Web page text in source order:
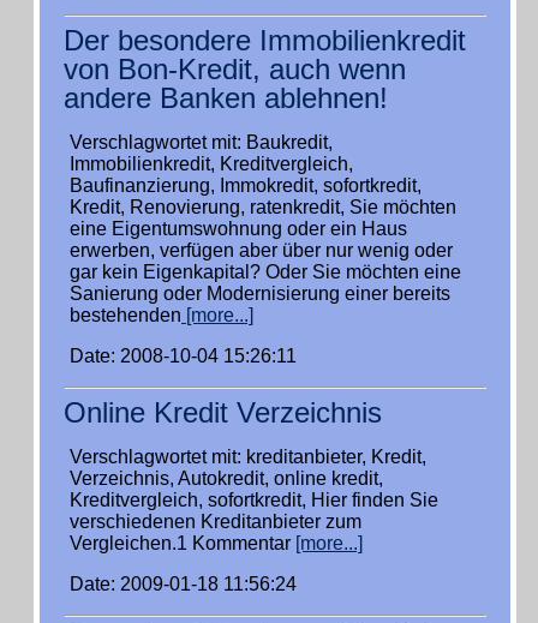
Der besondere Immobilienkredit
von Bon-Kredit, auch wenn
andere Banken ablehnen!
Verschlagwortet mit: Baukredit,
Immobilienkredit, Kreditvergleich,
Baufinanzierung, Immokredit, sofortkredit,
Kredit, Renovierung, ratenkredit, Sie möchten
eine Eigentumswohnung oder ein Haus
erwerben, verfügen aber über nur wenig oder
gar kein Eigenkapital? Oder Sie möchten eine
Sanierung oder Modernisierung einer bereits
bestehenden [more...]
Date: 2008-10-04 15:26:11
Online Kredit Verzeichnis
Verschlagwortet mit: kreditanbieter, Kredit,
Verzeichnis, Autokredit, online kredit,
Kreditvergleich, sofortkredit, Hier finden Sie
verschiedenen Kreditanbieter zum
Vergleichen.1 Kommentar [more...]
Date: 2009-01-18 11:56:24